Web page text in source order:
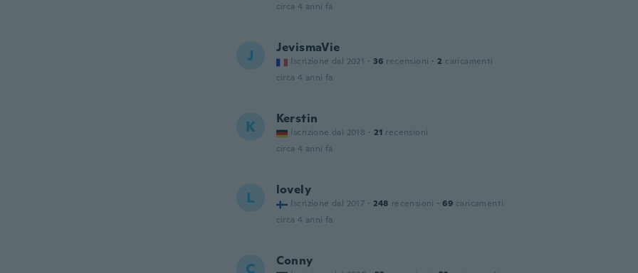
circa 4 anni fa
J JevismaVie
Iscrizione dal 2021 · 36 recensioni · 2 caricamenti
circa 4 anni fa
K Kerstin
Iscrizione dal 2018 · 21 recensioni
circa 4 anni fa
L lovely
Iscrizione dal 2017 · 248 recensioni · 69 caricamenti
circa 4 anni fa
C Conny